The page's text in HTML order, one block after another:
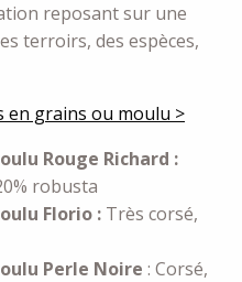
reposant sur une
terroirs, des espèces,
en grains ou moulu >
Rouge Richard :
robusta
Florio : Très corsé,
Perle Noire : Corsé,